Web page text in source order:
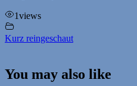
1views
Kurz reingeschaut
You may also like